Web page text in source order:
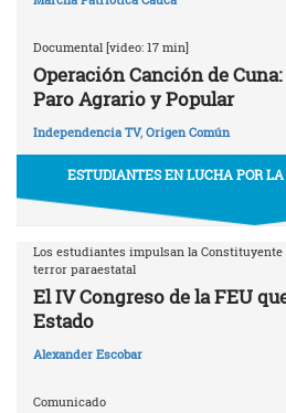
Documental [video: 17 min]
Operación Canción de
Paro Agrario y Popular
Independencia TV, Origen Común
ESTUDIANTES EN LUCHA POR
Los estudiantes impulsan la
terror paraestatal
El IV Congreso de la FEU
Estado
Alexander Escobar
Comunicado